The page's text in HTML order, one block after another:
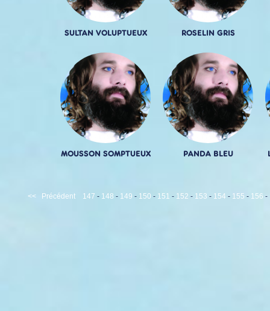
SULTAN VOLUPTUEUX ROSELIN GRIS
MOUSSON SOMPTUEUX PANDA BLEU
<< Précédent 147 - 148 - 149 - 150 - 151 - 152 - 153 - 154 - 155 - 156 -